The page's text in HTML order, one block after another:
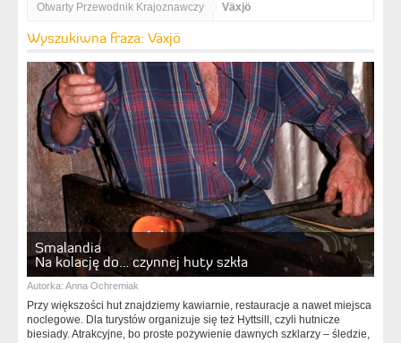
Otwarty Przewodnik Krajoznawczy Växjö
Wyszukiwna fraza: Växjö
Smalandia
Na kolację do… czynnej huty szkła
Autorka: Anna Ochremiak
Przy większości hut znajdziemy kawiarnie, restauracje a nawet miejsca
noclegowe. Dla turystów organizuje się też Hyttsill, czyli hutnicze
biesiady. Atrakcyjne, bo proste pożywienie dawnych szklarzy – śledzie,